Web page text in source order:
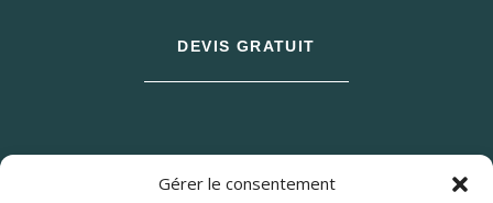
Gérer le consentement
DEVIS GRATUIT